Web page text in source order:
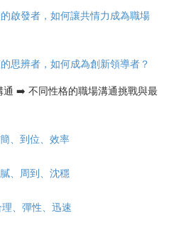
啟發者，如何讓共情力成為職場
思辨者，如何成為創新領導者？
通 ➡️ 不同性格的職場溝通挑戰與最
、到位、效率
、周到、沈穩
、彈性、迅速